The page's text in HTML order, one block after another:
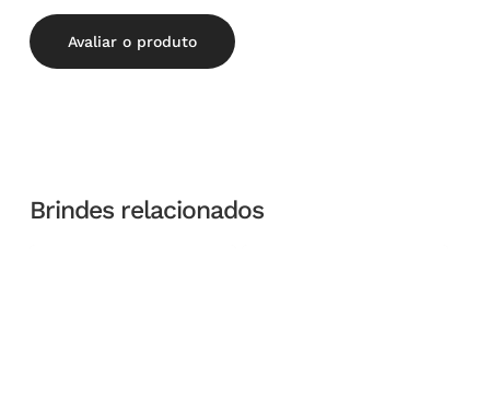
Avaliar o produto
Brindes relacionados